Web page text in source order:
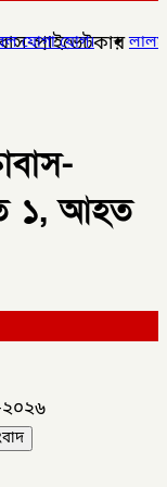
সদর
প্রাইভেটকার
১, আহত